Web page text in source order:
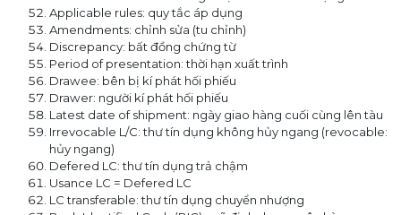
Applicable rules: quy tắc áp dụng
Amendments: chỉnh sửa (tu chỉnh)
Discrepancy: bất đồng chứng từ
Period of presentation: thời hạn xuất trình
Drawee: bên bị kí phát hối phiếu
Drawer: người kí phát hối phiếu
Latest date of shipment: ngày giao hàng cuối cùng lên tàu
Irrevocable L/C: thư tín dụng không hủy ngang (revocable:
hủy ngang)
Defered LC: thư tín dụng trả chậm
Usance LC = Defered LC
LC transferable: thư tín dụng chuyển nhượng